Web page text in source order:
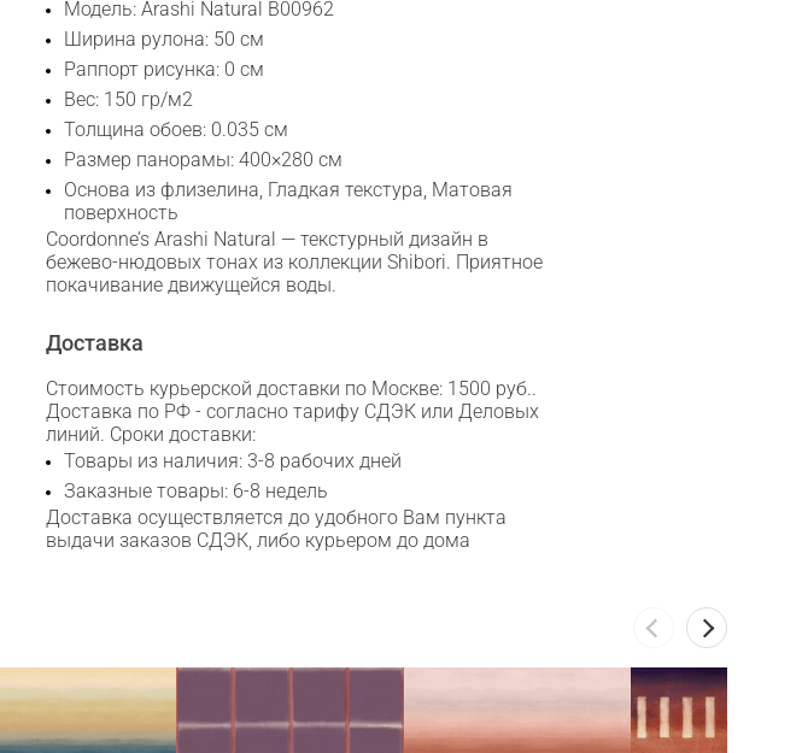
Модель: Arashi Natural B00962
Ширина рулона: 50 см
Раппорт рисунка: 0 см
Вес: 150 гр/м2
Толщина обоев: 0.035 см
Размер панорамы: 400×280 см
Основа из флизелина, Гладкая текстура, Матовая
поверхность
Coordonne’s Arashi Natural — текстурный дизайн в
бежево-нюдовых тонах из коллекции Shibori. Приятное
покачивание движущейся воды.
Доставка
Стоимость курьерской доставки по Москве: 1500 руб..
Доставка по РФ - согласно тарифу СДЭК или Деловых
линий. Сроки доставки:
Товары из наличия: 3-8 рабочих дней
Заказные товары: 6-8 недель
Доставка осуществляется до удобного Вам пункта
выдачи заказов СДЭК, либо курьером до дома
WhatsApp
Telegram